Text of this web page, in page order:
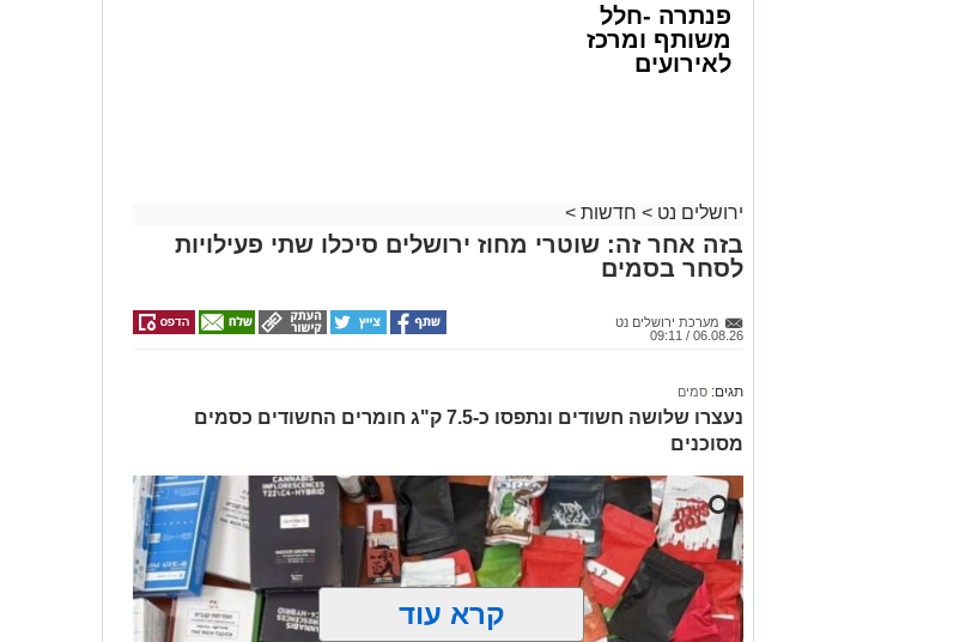
פנתרה -חלל
משותף ומרכז
לאירועים
ירושלים נט > חדשות >
בזה אחר זה: שוטרי מחוז ירושלים סיכלו שתי פעילויות
לסחר בסמים
מערכת ירושלים נט
06.08.26 / 09:11
תגים: סמים
נעצרו שלושה חשודים ונתפסו כ-7.5 ק"ג חומרים החשודים כסמים
מסוכנים
קרא עוד